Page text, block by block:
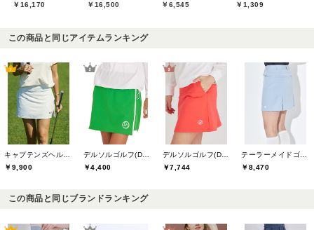
￥16,170
￥16,500
￥6,545
￥1,309
この商品と同じアイテムランキング
￥9,900
￥4,400
￥7,744
￥8,470
この商品と同じブランドランキング